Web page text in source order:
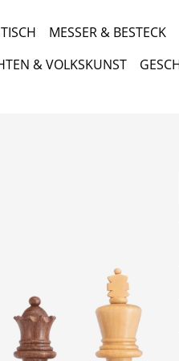
MESSER & BESTECK
& VOLKSKUNST